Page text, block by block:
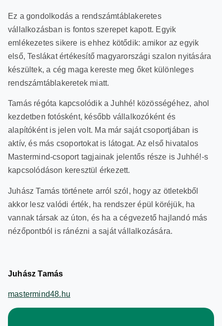
Ez a gondolkodás a rendszámtáblakeretes
vállalkozásban is fontos szerepet kapott. Egyik
emlékezetes sikere is ehhez kötődik: amikor az egyik
első, Teslákat értékesítő magyarországi szalon nyitására
készültek, a cég maga kereste meg őket különleges
rendszámtáblakeretek miatt.
Tamás régóta kapcsolódik a Juhhé! közösségéhez, ahol
kezdetben fotósként, később vállalkozóként és
alapítóként is jelen volt. Ma már saját csoportjában is
aktív, és más csoportokat is látogat. Az első hivatalos
Mastermind-csoport tagjainak jelentős része is Juhhé!-s
kapcsolódáson keresztül érkezett.
Juhász Tamás története arról szól, hogy az ötletekből
akkor lesz valódi érték, ha rendszer épül köréjük, ha
vannak társak az úton, és ha a cégvezető hajlandó más
nézőpontból is ránézni a saját vállalkozására.
Juhász Tamás
mastermind48.hu